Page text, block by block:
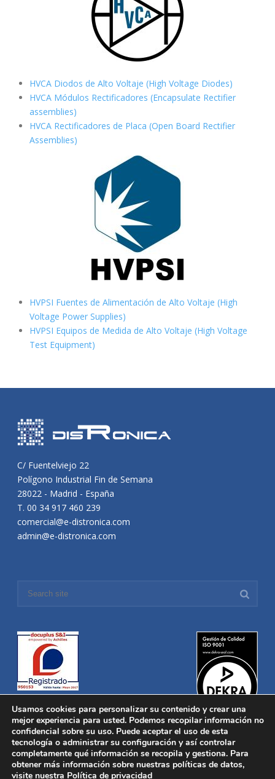
HVCA Diodos de Alto Voltaje (High Voltage Diodes)
HVCA Módulos Rectificadores (Encapsulate Rectifier
assemblies)
HVCA Rectificadores de Placa (Open Board Rectifier
Assemblies)
HVPSI Fuentes de Alimentación de Alto Voltaje (High
Voltage Power Supplies)
HVPSI Equipos de Medida de Alto Voltaje (High Voltage
Test Equipment)
C/ Fuentelviejo 22
Polígono Industrial Fin de Semana
28022 - Madrid - España
T. 00 34 917 460 239
comercial@e-distronica.com
admin@e-distronica.com
Distronica © 2016 Todos los derechos reservados.Aviso legal
Política de privacidad|Política de Cookies
Desarrollado porNucleosoft
Usamos cookies para personalizar su contenido y crear una
mejor experiencia para usted. Podemos recopilar información no
confidencial sobre su uso. Puede aceptar el uso de esta
tecnología o administrar su configuración y así controlar
completamente qué información se recopila y gestiona. Para
obtener más información sobre nuestras políticas de datos,
visite nuestra Política de privacidad